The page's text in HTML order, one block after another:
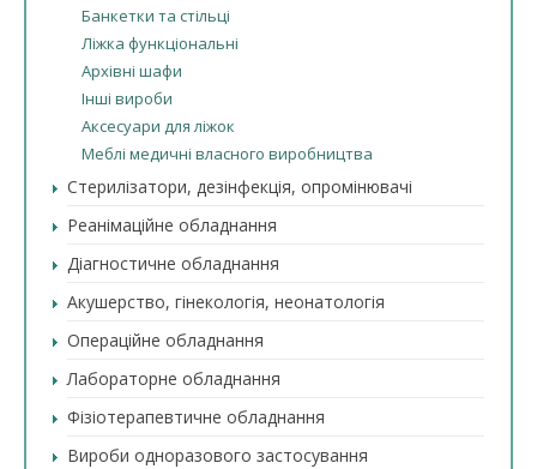
Банкетки та стільці
Ліжка функціональні
Архівні шафи
Інші вироби
Аксесуари для ліжок
Меблі медичні власного виробництва
Стерилізатори, дезінфекція, опромінювачі
Реанімаційне обладнання
Діагностичне обладнання
Акушерство, гінекологія, неонатологія
Операційне обладнання
Лабораторне обладнання
Фізіотерапевтичне обладнання
Вироби одноразового застосування